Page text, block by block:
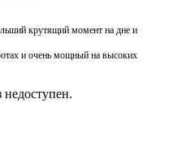
крутящий момент на дне и
и ​​очень мощный на высоких
недоступен.